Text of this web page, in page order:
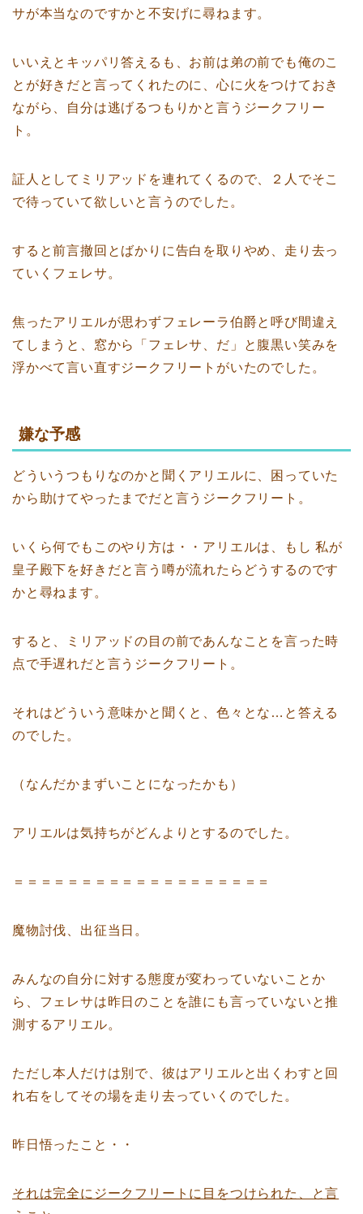
サが本当なのですかと不安げに尋ねます。
いいえとキッパリ答えるも、お前は弟の前でも俺のこ
とが好きだと言ってくれたのに、心に火をつけておき
ながら、自分は逃げるつもりかと言うジークフリー
ト。
証人としてミリアッドを連れてくるので、２人でそこ
で待っていて欲しいと言うのでした。
すると前言撤回とばかりに告白を取りやめ、走り去っ
ていくフェレサ。
焦ったアリエルが思わずフェレーラ伯爵と呼び間違え
てしまうと、窓から「フェレサ、だ」と腹黒い笑みを
浮かべて言い直すジークフリートがいたのでした。
嫌な予感
どういうつもりなのかと聞くアリエルに、困っていた
から助けてやったまでだと言うジークフリート。
いくら何でもこのやり方は・・アリエルは、もし 私が
皇子殿下を好きだと言う噂が流れたらどうするのです
かと尋ねます。
すると、ミリアッドの目の前であんなことを言った時
点で手遅れだと言うジークフリート。
それはどういう意味かと聞くと、色々とな…と答える
のでした。
（なんだかまずいことになったかも）
アリエルは気持ちがどんよりとするのでした。
＝＝＝＝＝＝＝＝＝＝＝＝＝＝＝＝＝＝＝
魔物討伐、出征当日。
みんなの自分に対する態度が変わっていないことか
ら、フェレサは昨日のことを誰にも言っていないと推
測するアリエル。
ただし本人だけは別で、彼はアリエルと出くわすと回
れ右をしてその場を走り去っていくのでした。
昨日悟ったこと・・
それは完全にジークフリートに目をつけられた、と言